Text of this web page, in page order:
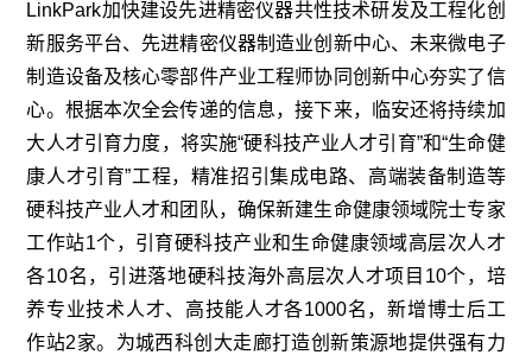
LinkPark加快建设先进精密仪器共性技术研发及工程化创
新服务平台、先进精密仪器制造业创新中心、未来微电子
制造设备及核心零部件产业工程师协同创新中心夯实了信
心。根据本次全会传递的信息，接下来，临安还将持续加
大人才引育力度，将实施“硬科技产业人才引育”和“生命健
康人才引育”工程，精准招引集成电路、高端装备制造等
硬科技产业人才和团队，确保新建生命健康领域院士专家
工作站1个，引育硬科技产业和生命健康领域高层次人才
各10名，引进落地硬科技海外高层次人才项目10个，培
养专业技术人才、高技能人才各1000名，新增博士后工
作站2家。为城西科创大走廊打造创新策源地提供强有力